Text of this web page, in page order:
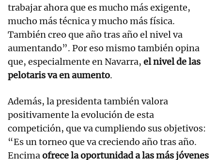
trabajar ahora que es mucho más exigente,
mucho más técnica y mucho más física.
También creo que año tras año el nivel va
aumentando”. Por eso mismo también opina
que, especialmente en Navarra, el nivel de las
pelotaris va en aumento.
Además, la presidenta también valora
positivamente la evolución de esta
competición, que va cumpliendo sus objetivos:
“Es un torneo que va creciendo año tras año.
Encimaofrece la oportunidad a las más jóvenes